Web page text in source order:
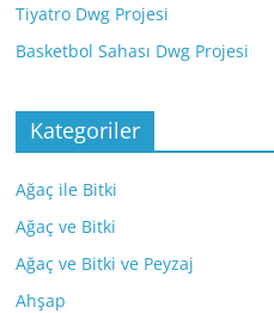
Tiyatro Dwg Projesi
Basketbol Sahası Dwg Projesi
Kategoriler
Ağaç ile Bitki
Ağaç ve Bitki
Ağaç ve Bitki ve Peyzaj
Ahşap